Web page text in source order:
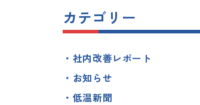
カテゴリー
社内改善レポート
お知らせ
低温新聞